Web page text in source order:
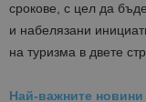
срокове, с цел да
и набелязани
на туризма в двете
Най-важните новини